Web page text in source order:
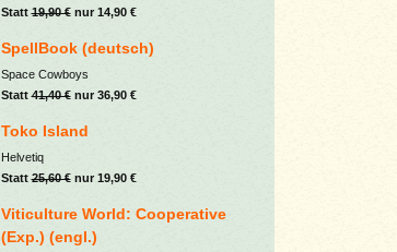
Statt19,90 €nur 14,90 €
SpellBook (deutsch)
Space Cowboys
Statt41,40 €nur 36,90 €
Toko Island
Helvetiq
Statt25,60 €nur 19,90 €
Viticulture World: Cooperative
(Exp.) (engl.)